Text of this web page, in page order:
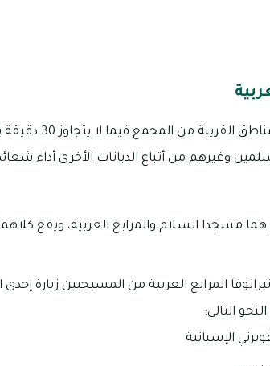
تقع العديد من دور
وغيرهم من أتباع الديانات الأخرى أداء
المرابع العربية من المسيحيين زيارة إحدى
الإسبانية